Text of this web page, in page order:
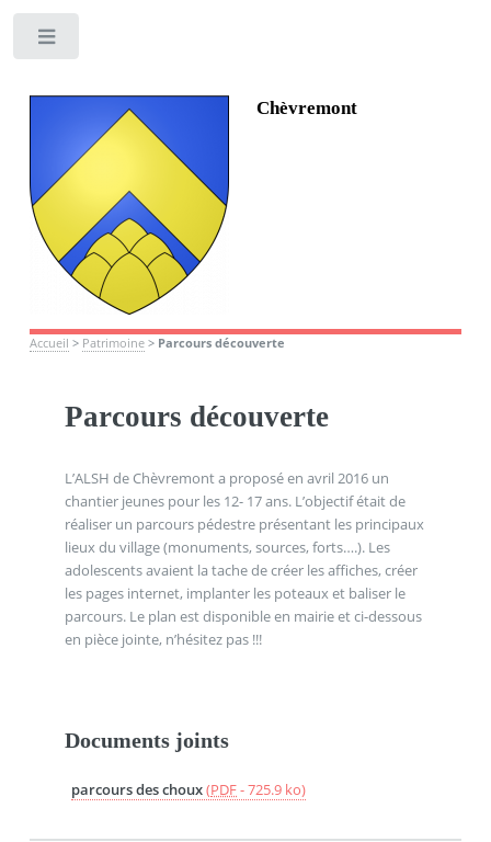
Chèvremont
Accueil > Patrimoine> Parcours découverte
Parcours découverte
L’ALSH de Chèvremont a proposé en avril 2016 un
chantier jeunes pour les 12- 17 ans. L’objectif était de
réaliser un parcours pédestre présentant les principaux
lieux du village (monuments, sources, forts….). Les
adolescents avaient la tache de créer les affiches, créer
les pages internet, implanter les poteaux et baliser le
parcours. Le plan est disponible en mairie et ci-dessous
en pièce jointe, n’hésitez pas !!!
Documents joints
parcours des choux(PDF-725.9 ko)